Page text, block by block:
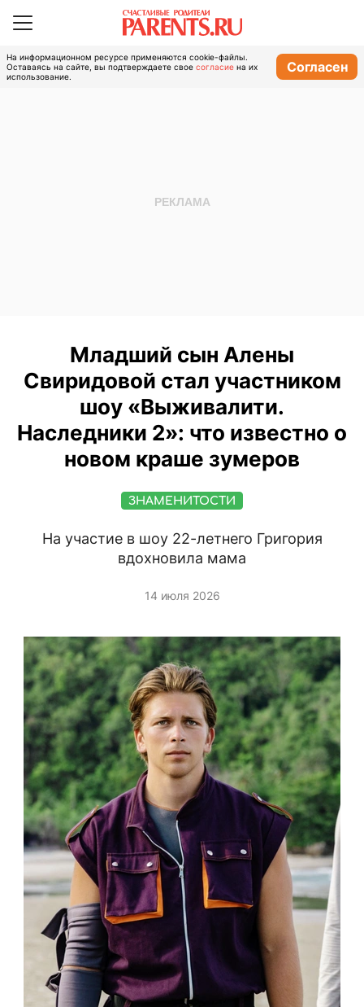
На информационном ресурсе применяются cookie-файлы.
Оставаясь на сайте, вы подтверждаете свое согласие на их
использование.
Согласен
Младший сын Алены
Свиридовой стал участником
шоу «Выживалити.
Наследники 2»: что известно о
новом краше зумеров
ЗНАМЕНИТОСТИ
На участие в шоу 22-летнего Григория
вдохновила мама
14 июля 2026